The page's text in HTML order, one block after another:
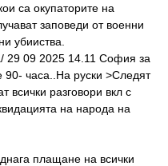
са окупаторите на
заповеди от военни
убииства.
29 09 2025 14.11 София за
90- часа..На руски >Следят
всички разговори вкл с
на народа на
плащане на всички